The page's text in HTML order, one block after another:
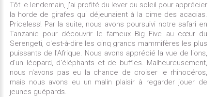
Tôt le lendemain, j'ai profité du lever du soleil pour apprécier
la horde de girafes qui déjeunaient à la cime des acacias.
Priceless! Par la suite, nous avons poursuivi notre safari en
Tanzanie pour découvrir le fameux Big Five au cœur du
Serengeti, c'est-à-dire les cinq grands mammifères les plus
puissants de l'Afrique. Nous avons apprécié la vue de lions,
d'un léopard, d'éléphants et de buffles. Malheureusement,
nous n'avons pas eu la chance de croiser le rhinocéros,
mais nous avons eu un malin plaisir à regarder jouer de
jeunes guépards.